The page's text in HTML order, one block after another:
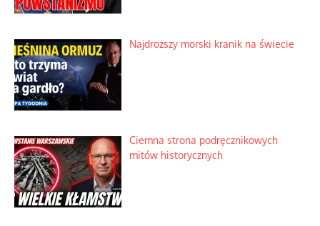
Najdroższy morski kranik na świecie
Ciemna strona podręcznikowych
mitów historycznych